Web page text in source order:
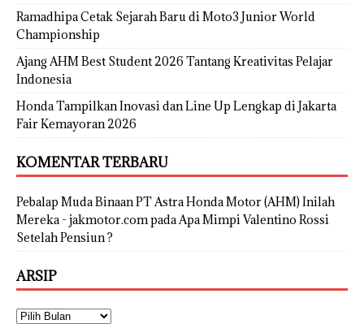
Ramadhipa Cetak Sejarah Baru di Moto3 Junior World
Championship
Ajang AHM Best Student 2026 Tantang Kreativitas Pelajar
Indonesia
Honda Tampilkan Inovasi dan Line Up Lengkap di Jakarta
Fair Kemayoran 2026
KOMENTAR TERBARU
Pebalap Muda Binaan PT Astra Honda Motor (AHM) Inilah
Mereka - jakmotor.compadaApa Mimpi Valentino Rossi
Setelah Pensiun ?
ARSIP